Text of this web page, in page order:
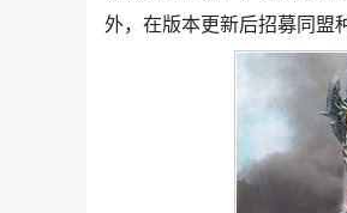
外，在版本更新后招募同盟